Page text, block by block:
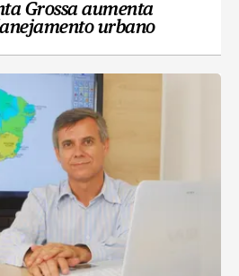
Grossa aumenta
urbano